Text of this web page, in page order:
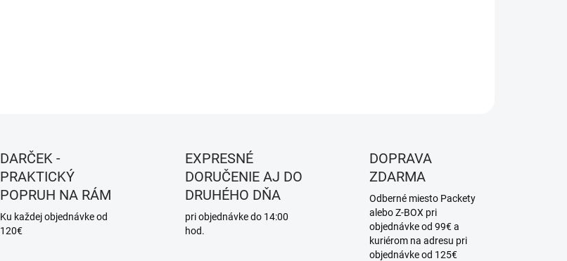
DARČEK -
PRAKTICKÝ
POPRUH NA RÁM
Ku každej objednávke od
120€
EXPRESNÉ
DORUČENIE AJ DO
DRUHÉHO DŇA
pri objednávke do 14:00
hod.
DOPRAVA
ZDARMA
Odberné miesto Packety
alebo Z-BOX pri
objednávke od 99€ a
kuriérom na adresu pri
objednávke od 125€